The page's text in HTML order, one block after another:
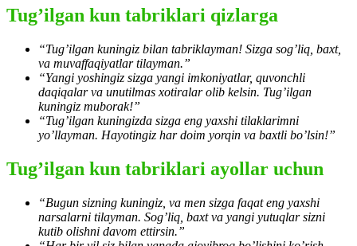
Tug’ilgan kun tabriklari qizlarga
“Tug’ilgan kuningiz bilan tabriklayman! Sizga sog’liq, baxt,
va muvaffaqiyatlar tilayman.”
“Yangi yoshingiz sizga yangi imkoniyatlar, quvonchli
daqiqalar va unutilmas xotiralar olib kelsin. Tug’ilgan
kuningiz muborak!”
“Tug’ilgan kuningizda sizga eng yaxshi tilaklarimni
yo’llayman. Hayotingiz har doim yorqin va baxtli bo’lsin!”
Tug’ilgan kun tabriklari ayollar uchun
“Bugun sizning kuningiz, va men sizga faqat eng yaxshi
narsalarni tilayman. Sog’liq, baxt va yangi yutuqlar sizni
kutib olishni davom ettirsin.”